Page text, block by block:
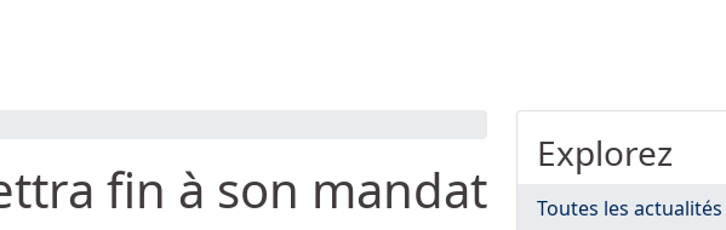
fin à son mandat
Explorez
Toutes les actualités